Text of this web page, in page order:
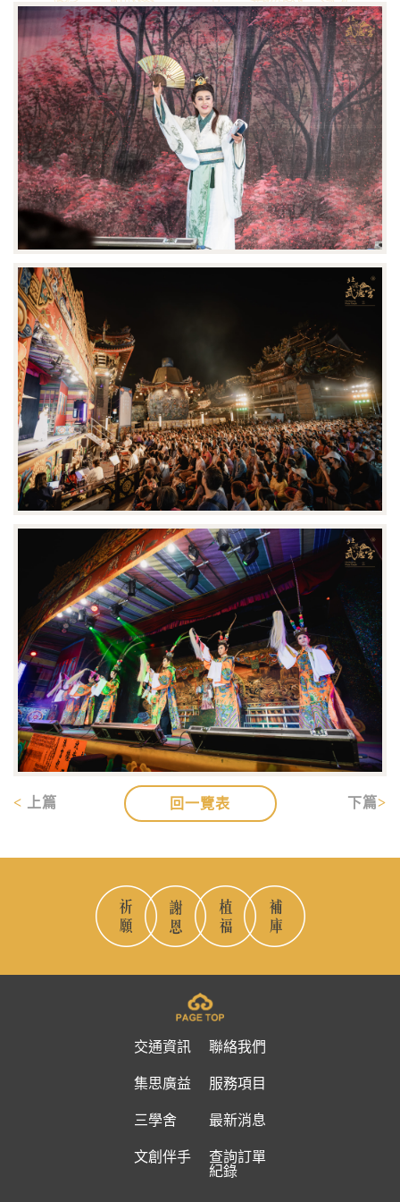
回一覽表
上篇 下篇
交通資訊 聯絡我們
集思廣益 服務項目
三學舍 最新消息
文創伴手
查詢訂單
紀錄